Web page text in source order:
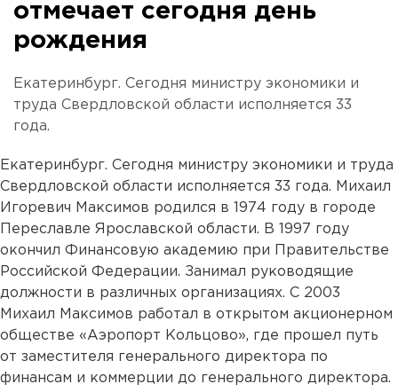
отмечает сегодня день
рождения
Екатеринбург. Сегодня министру экономики и
труда Свердловской области исполняется 33
года.
Екатеринбург. Сегодня министру экономики и труда
Свердловской области исполняется 33 года. Михаил
Игоревич Максимов родился в 1974 году в городе
Переславле Ярославской области. В 1997 году
окончил Финансовую академию при Правительстве
Российской Федерации. Занимал руководящие
должности в различных организациях. С 2003
Михаил Максимов работал в открытом акционерном
обществе «Аэропорт Кольцово», где прошел путь
от заместителя генерального директора по
финансам и коммерции до генерального директора.